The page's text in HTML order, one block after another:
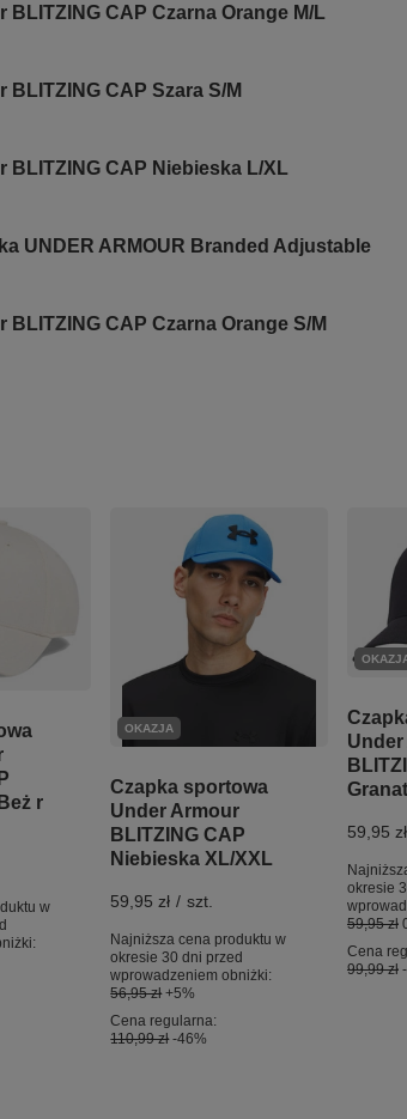
CAP Czarna Orange M/L
CAP Szara S/M
CAP Niebieska L/XL
UNDER ARMOUR Branded Adjustable
CAP Czarna Orange S/M
r
w
OKAZJA
Czapka sportowa
Under Armour
BLITZING CAP
Niebieska XL/XXL
59,95 zł / szt.
Najniższa cena produktu w
okresie 30 dni przed
wprowadzeniem obniżki:
56,95 zł +5%
Cena regularna:
110,99 zł -46%
59,95 zł
okresie
59,95 zł
Cena
99,99 zł